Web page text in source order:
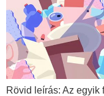
Rövid leírás: Az egyik